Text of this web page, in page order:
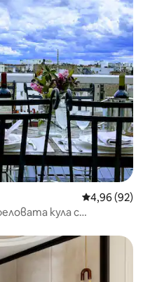
Средна
4,96 (92)
кула с